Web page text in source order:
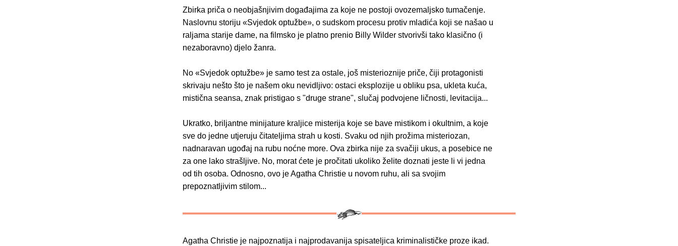
Zbirka priča o neobjašnjivim događajima za koje ne postoji ovozemaljsko tumačenje.
Naslovnu storiju «Svjedok optužbe», o sudskom procesu protiv mladića koji se našao u
raljama starije dame, na filmsko je platno prenio Billy Wilder stvorivši tako klasično (i
nezaboravno) djelo žanra.
No «Svjedok optužbe» je samo test za ostale, još misterioznije priče, čiji protagonisti
skrivaju nešto što je našem oku nevidljivo: ostaci eksplozije u obliku psa, ukleta kuća,
mistična seansa, znak pristigao s "druge strane", slučaj podvojene ličnosti, levitacija...
Ukratko, briljantne minijature kraljice misterija koje se bave mistikom i okultnim, a koje
sve do jedne utjeruju čitateljima strah u kosti. Svaku od njih prožima misteriozan,
nadnaravan ugođaj na rubu noćne more. Ova zbirka nije za svačiji ukus, a posebice ne
za one lako strašljive. No, morat ćete je pročitati ukoliko želite doznati jeste li vi jedna
od tih osoba. Odnosno, ovo je Agatha Christie u novom ruhu, ali sa svojim
prepoznatljivim stilom...
Agatha Christie je najpoznatija i najprodavanija spisateljica kriminalističke proze ikad.